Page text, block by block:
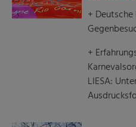
+
+
LIESA: